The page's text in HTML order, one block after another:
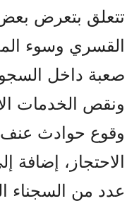
تتعلق بتعرض بعض
القسري وسوء
صعبة داخل
ونقص الخدمات
وقوع حوادث
الاحتجاز،
عدد من السجناء